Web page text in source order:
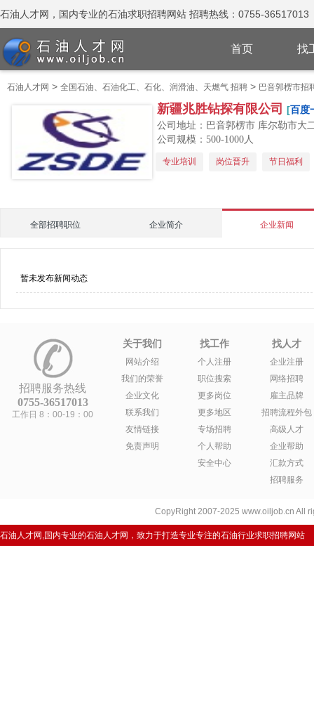
石油人才网，国内专业的石油求职招聘网站 招聘热线：0755-36517013
首页 找
石油人才网 > 全国石油、石油化工、石化、润滑油、天燃气 招聘 > 巴音郭楞市招
新疆兆胜钻探有限公司 [百度
公司地址：巴音郭楞市 库尔勒市大
公司规模：500-1000人
专业培训 岗位晋升 节日福利
全部招聘职位 企业简介 企业新闻
暂未发布新闻动态
招聘服务热线
0755-36517013
工作日 8：00-19：00
关于我们
网站介绍
我们的荣誉
企业文化
联系我们
友情链接
免责声明
找工作
个人注册
职位搜索
更多岗位
更多地区
专场招聘
个人帮助
安全中心
找人才
企业注册
网络招聘
雇主品牌
招聘流程外包
高级人才
企业帮助
汇款方式
招聘服务
CopyRight 2007-2025 www.oiljob.cn All
石油人才网,国内专业的石油人才网，致力于打造专业专注的石油行业求职招聘网站